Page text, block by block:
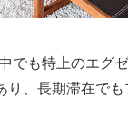
でも特上のエグ
、長期滞在で